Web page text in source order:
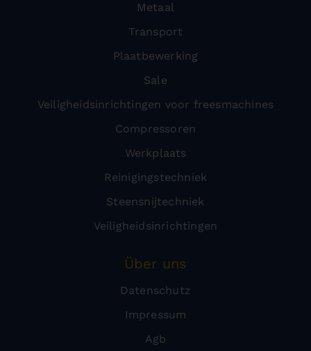
Metaal
Transport
Plaatbewerking
Sale
Veiligheidsinrichtingen voor freesmachines
Compressoren
Werkplaats
Reinigingstechniek
Steensnijtechniek
Veiligheidsinrichtingen
Über uns
Datenschutz
Impressum
Agb